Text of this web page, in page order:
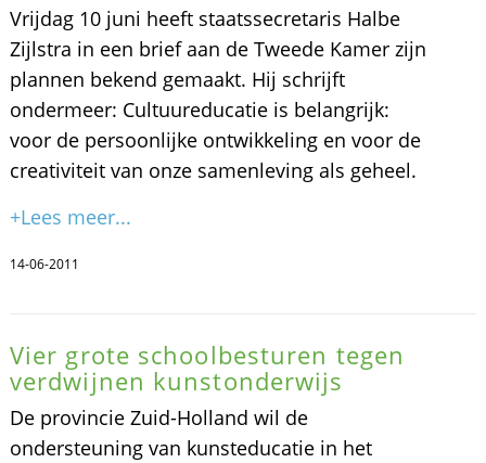
Vrijdag 10 juni heeft staatssecretaris Halbe
Zijlstra in een brief aan de Tweede Kamer zijn
plannen bekend gemaakt. Hij schrijft
ondermeer: Cultuureducatie is belangrijk:
voor de persoonlijke ontwikkeling en voor de
creativiteit van onze samenleving als geheel.
+Lees meer...
14-06-2011
Vier grote schoolbesturen tegen
verdwijnen kunstonderwijs
De provincie Zuid-Holland wil de
ondersteuning van kunsteducatie in het